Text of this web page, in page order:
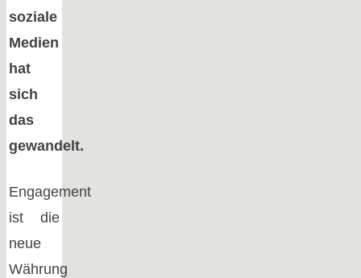
soziale
Medien
hat
sich
das
gewandelt.
Engagement
ist die
neue
Währung